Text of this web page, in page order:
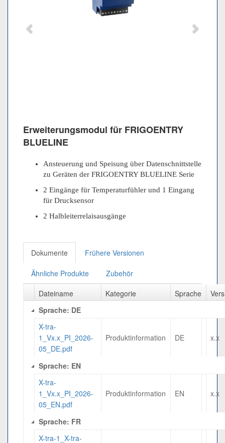
Erweiterungsmodul für FRIGOENTRY
BLUELINE
Ansteuerung und Speisung über Datenschnittstelle
zu Geräten der FRIGOENTRY BLUELINE Serie
2 Eingänge für Temperaturfühler und 1 Eingang
für Drucksensor
2 Halbleiterrelaisausgänge
Dokumente Frühere Versionen
Ähnliche Produkte
Zubehör
Dateiname
Kategorie Sprache
Sprache: DE
X-tra-
1_Vx.x_PI_2026-
05_DE.pdf
Produktinformation DE x.x
Sprache: EN
X-tra-
1_Vx.x_PI_2026-
05_EN.pdf
Produktinformation EN x.x
Sprache: FR
X-tra-1_X-tra-